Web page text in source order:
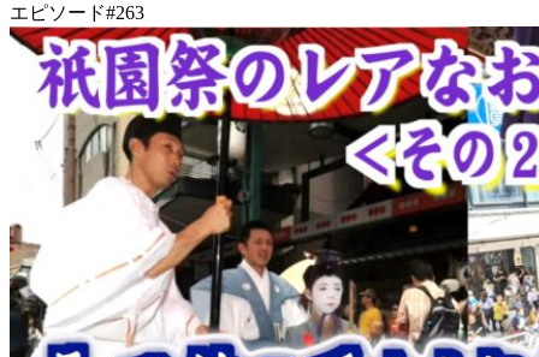
エピソード#263